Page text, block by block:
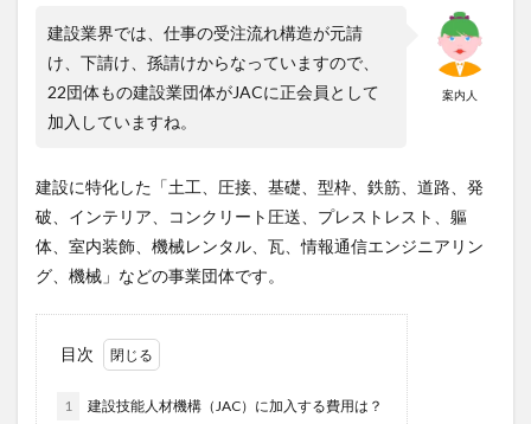
案内人
建設業界では、仕事の受注流れ構造が元請
け、下請け、孫請けからなっていますので、
22団体もの建設業団体がJACに正会員として
加入していますね。
建設に特化した「土工、圧接、基礎、型枠、鉄筋、道路、発
破、インテリア、コンクリート圧送、プレストレスト、軀
体、室内装飾、機械レンタル、瓦、情報通信エンジニアリン
グ、機械」などの事業団体です。
目次
1 建設技能人材機構（JAC）に加入する費用は？